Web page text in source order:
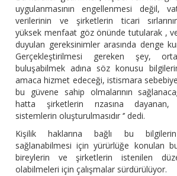
uygulanmasının engellenmesi değil,
verilerinin ve şirketlerin ticari
yüksek menfaat göz önünde tutularak ,
duyulan gereksinimler arasında denge
Gerçekleştirilmesi gereken şey,
buluşabilmek adına söz konusu
amaca hizmet edeceği, istismara
bu güvene sahip olmalarının
hatta şirketlerin rızasına
sistemlerin oluşturulmasıdır ‘’ dedi.
Kişilik haklarına bağlı bu
sağlanabilmesi için yürürlüğe konulan
bireylerin ve şirketlerin istenilen
olabilmeleri için çalışmalar sürdürülüyor.